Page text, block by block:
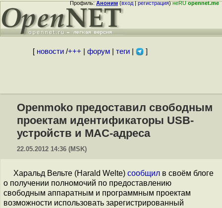
Профиль:Аноним(вход|регистрация)неRUopennet.me
[ новости/+++ форум| теги| ]
Openmoko предоставил свободным
проектам идентификаторы USB-
устройств и MAC-адреса
22.05.2012 14:36 (MSK)
Харальд Вельте (Harald Welte) сообщил в своём блоге
о получении полномочий по предоставлению
свободным аппаратным и программным проектам
возможности использовать зарегистрированный